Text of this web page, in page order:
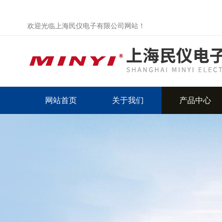
欢迎光临上海民仪电子有限公司网站！
网站首页 关于我们 产品中心